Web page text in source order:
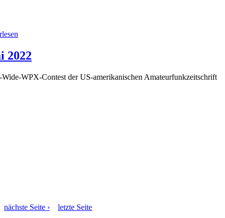
2022
WPX-Contest der US-amerikanischen Amateurfunkzeitschrift
nächste Seite › letzte Seite